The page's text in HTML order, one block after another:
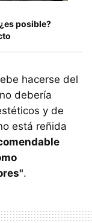
posible?
hacerse del
debería
y de
está reñida
.